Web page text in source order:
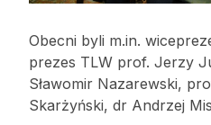
Obecni byli m.in.
prezes TLW prof. Jerzy
Sławomir Nazarewski,
Skarżyński, dr Andrzej